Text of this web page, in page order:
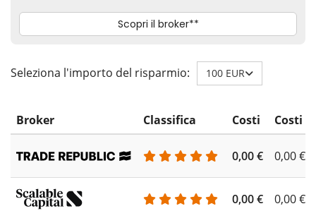
Seleziona l'importo del risparmio: 100 EUR
Broker Classifica Costi Costi
0,00 € 0,00 €
0,00 € 0,00 €